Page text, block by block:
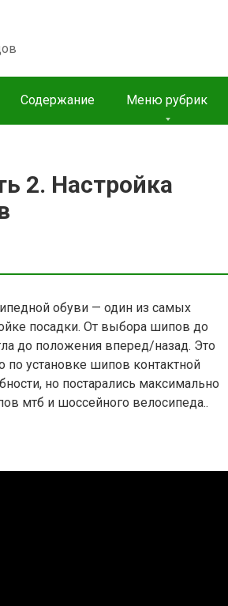
Содержание Меню рубрик
2. Настройка
обуви — один из самых
посадки. От выбора шипов до
до положения вперед/назад. Это
установке шипов контактной
но постарались максимально
мтб и шоссейного велосипеда..